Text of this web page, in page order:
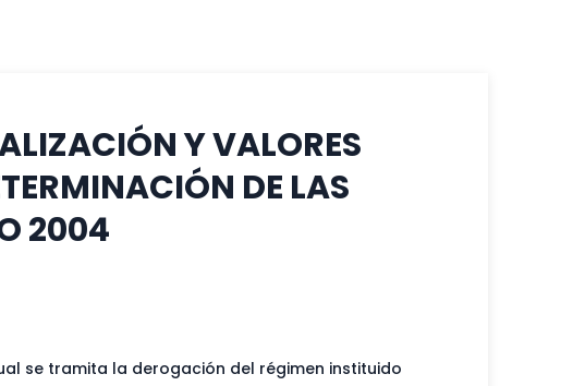
Y VALORES
DE LAS
2004
se tramita la derogación del régimen instituido